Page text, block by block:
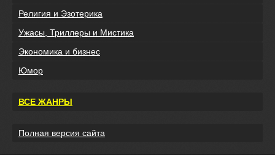
Религия и Эзотерика
Ужасы, Триллеры и Мистика
Экономика и бизнес
Юмор
ВСЕ ЖАНРЫ
Полная версия сайта